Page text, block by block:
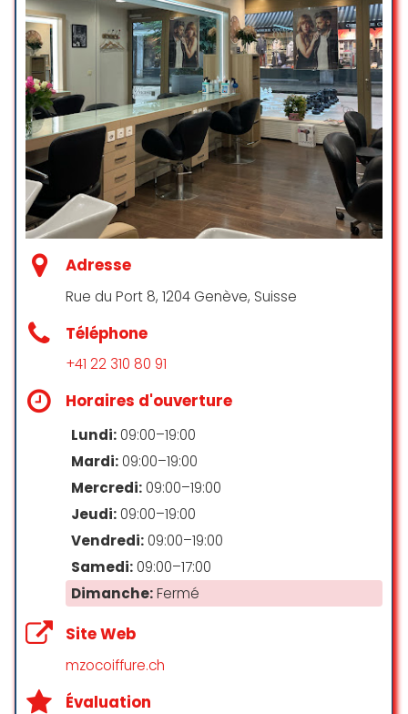
Adresse
Rue du Port 8, 1204 Genève, Suisse
Téléphone
+41 22 310 80 91
Horaires d'ouverture
Lundi: 09:00–19:00
Mardi: 09:00–19:00
Mercredi: 09:00–19:00
Jeudi: 09:00–19:00
Vendredi: 09:00–19:00
Samedi: 09:00–17:00
Dimanche:Fermé
Site Web
mzocoiffure.ch
Évaluation